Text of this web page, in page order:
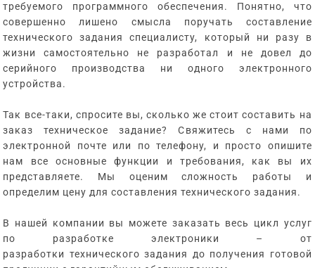
требуемого программного обеспечения. Понятно, что
совершенно лишено смысла поручать составление
технического задания специалисту, который ни разу в
жизни самостоятельно не разработал и не довел до
серийного производства ни одного электронного
устройства.
Так все-таки, спросите вы, сколько же стоит составить на
заказ техническое задание? Свяжитесь с нами по
электронной почте или по телефону, и просто опишите
нам все основные функции и требования, как вы их
представляете. Мы оценим сложность работы и
определим цену для составления технического задания.
В нашей компании вы можете заказать весь цикл услуг
по разработке электроники – от
разработки технического задания до получения готовой